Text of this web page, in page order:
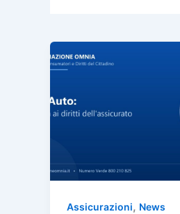
Assicurazioni, News